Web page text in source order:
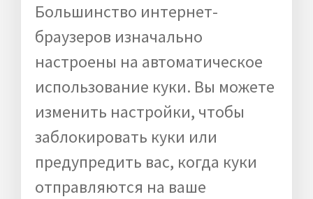
Большинство интернет-
браузеров изначально
настроены на автоматическое
использование куки. Вы можете
изменить настройки, чтобы
заблокировать куки или
предупредить вас, когда куки
отправляются на ваше